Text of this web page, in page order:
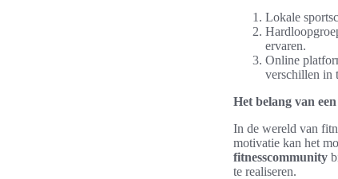
Lokale
ervaren.
Online
verschillen in
Het belang van
In de wereld van
motivatie kan het
fitnesscommunity
te realiseren.